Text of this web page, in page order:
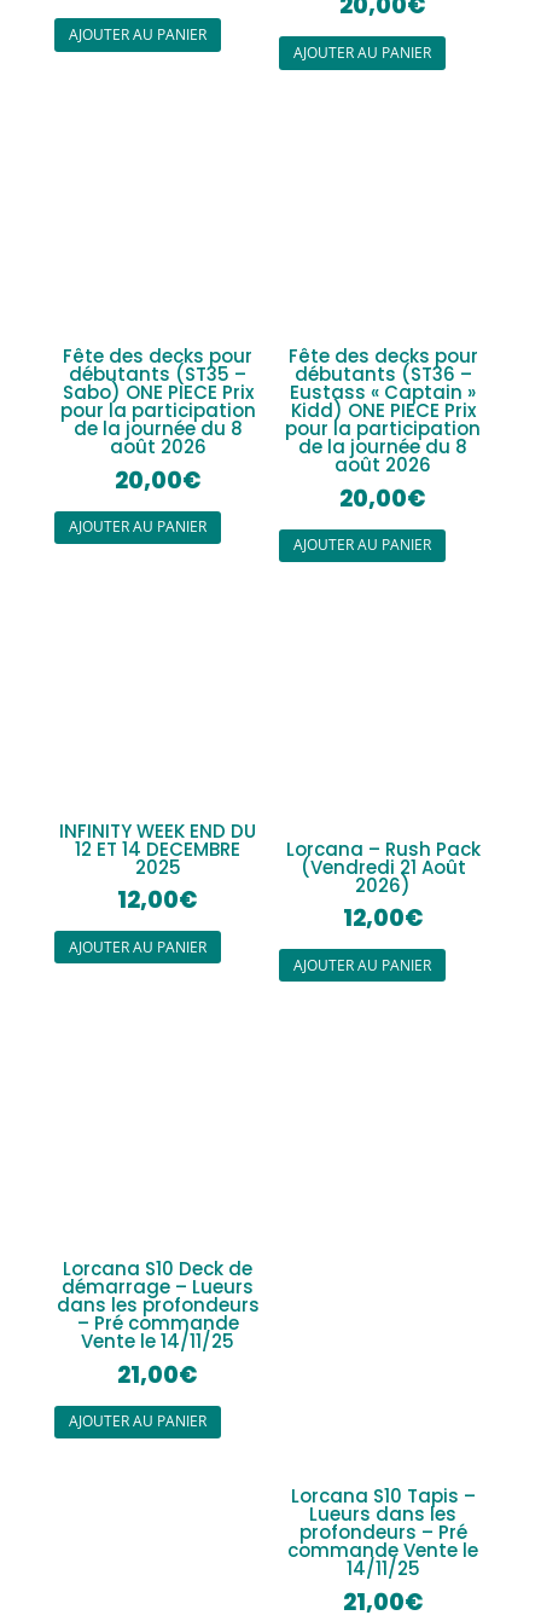
AJOUTER AU PANIER
AJOUTER AU PANIER
Fête des decks pour
débutants (ST35 –
Sabo) ONE PIECE Prix
pour la participation
de la journée du 8
août 2026
20,00€
AJOUTER AU PANIER
Fête des decks pour
débutants (ST36 –
Eustass « Captain »
Kidd) ONE PIECE Prix
pour la participation
de la journée du 8
août 2026
20,00€
AJOUTER AU PANIER
INFINITY WEEK END DU
12 ET 14 DECEMBRE
2025
12,00€
AJOUTER AU PANIER
Lorcana – Rush Pack
(Vendredi 21 Août
2026)
12,00€
AJOUTER AU PANIER
Lorcana S10 Deck de
démarrage – Lueurs
dans les profondeurs
– Pré commande
Vente le 14/11/25
21,00€
AJOUTER AU PANIER
Lorcana S10 Tapis –
Lueurs dans les
profondeurs – Pré
commande Vente le
14/11/25
21,00€